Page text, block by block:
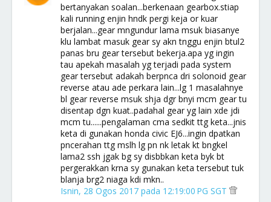
bertanyakan soalan...berkenaan gearbox.stiap
kali running enjin hndk pergi keja or kuar
berjalan...gear mngundur lama msuk biasanye
klu lambat masuk gear sy akn tnggu enjin btul2
panas bru gear tersebut bekerja.apa yg ingin
tau apekah masalah yg terjadi pada system
gear tersebut adakah berpnca dri solonoid gear
reverse atau ade perkara lain...lg 1 masalahnye
bl gear reverse msuk shja dgr bnyi mcm gear tu
disentap dgn kuat..padahal gear yg lain xde jdi
mcm tu......pengalaman cma sedkit ttg keta...jnis
keta di gunakan honda civic EJ6...ingin dpatkan
pncerahan ttg mslh lg pn nk letak kt bngkel
lama2 ssh jgak bg sy disbbkan keta byk bt
pergerakkan krna sy gunakan keta tersebut tuk
blanja brg2 niaga kdi mkn..
Isnin, 28 Ogos 2017 pada 12:19:00 PG SGT